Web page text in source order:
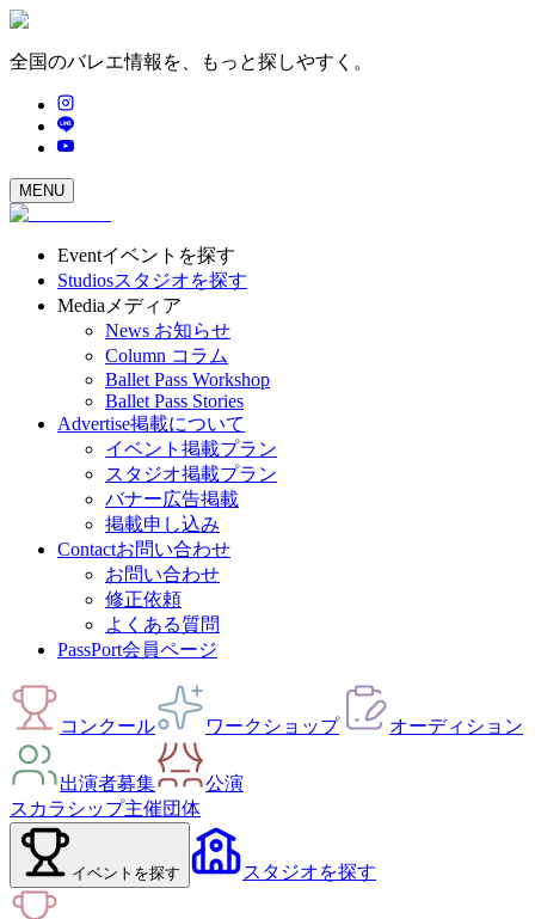
全国のバレエ情報を、もっと探しやすく。
MENU
Eventイベントを探す
Studiosスタジオを探す
Media メディア
News お知らせ
Column コラム
Ballet Pass Workshop
Ballet Pass Stories
Advertise掲載について
イベント掲載プラン
スタジオ掲載プラン
バナー広告掲載
掲載申し込み
Contactお問い合わせ
お問い合わせ
修正依頼
よくある質問
PassPort会員ページ
コンクール ワークショップ オーディション
出演者募集
公演
スカラシップ主催団体
イベント を探す スタジオを探す